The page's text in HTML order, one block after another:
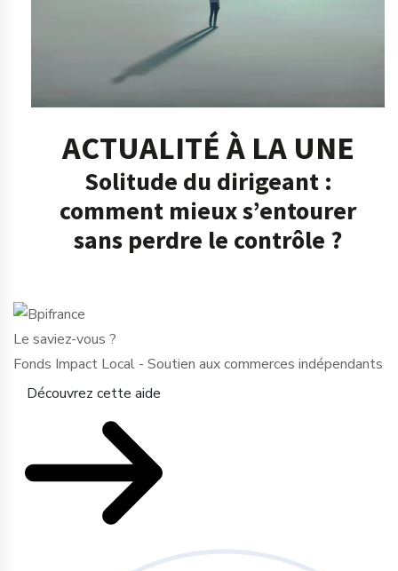
ACTUALITÉ À LA UNE
Solitude du dirigeant :
comment mieux s’entourer
sans perdre le contrôle ?
Le saviez-vous ?
Fonds Impact Local - Soutien aux commerces indépendants
Découvrez cette aide